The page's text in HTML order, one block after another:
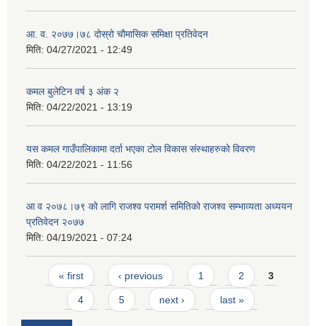
आ. व. २०७७।७८ दोस्रो चौमासिक समिक्षा प्रतिवेदन
मिति: 04/27/2021 - 12:49
कमल बुलेटिन वर्ष ३ अंक २
मिति: 04/22/2021 - 13:19
यस कमल गाउँपालिकामा दर्ता भएका टोल विकास संस्थाहरुको विवरण
मिति: 04/22/2021 - 11:56
आ व २०७८।७९ को लागि राजश्व परामर्श समितिको राजश्व सम्भाव्यता अध्ययन
प्रतिवेदन २०७७
मिति: 04/19/2021 - 07:24
Pages
« first ‹ previous 1 2 3
4 5 next › last »